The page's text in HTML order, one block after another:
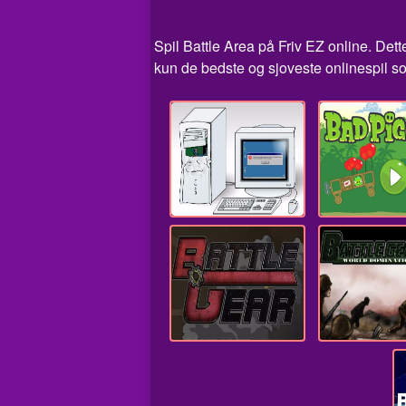
Spil Battle Area på Friv EZ online.
kun de bedste og sjoveste onlinespil